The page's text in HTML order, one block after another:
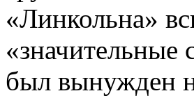
«Линкольна»
«значительные
был вынужден